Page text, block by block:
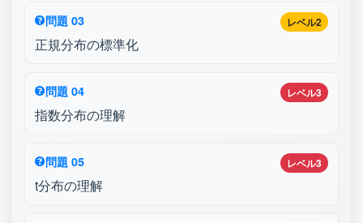
レベル2
問題 03
正規分布の標準化
レベル3
問題 04
指数分布の理解
レベル3
問題 05
t分布の理解